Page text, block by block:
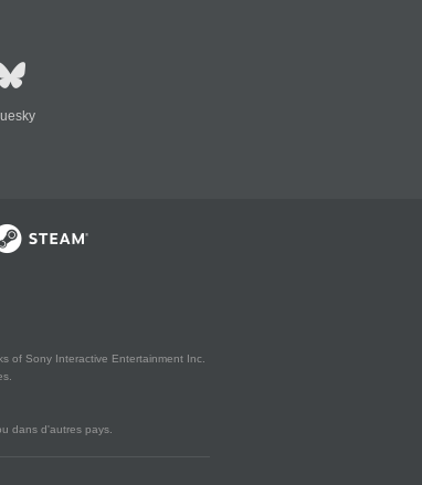
of Sony Interactive Entertainment Inc.
dans d'autres pays.